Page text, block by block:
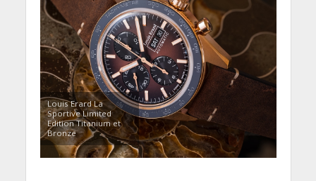
Louis Erard La
Sportive Limited
Edition Titanium et
Bronze